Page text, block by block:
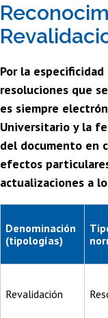
Por la
resoluciones que
es siempre
Universitario y la
del documento en
efectos
actualizaciones a
Denominación
(tipologías)
Revalidación